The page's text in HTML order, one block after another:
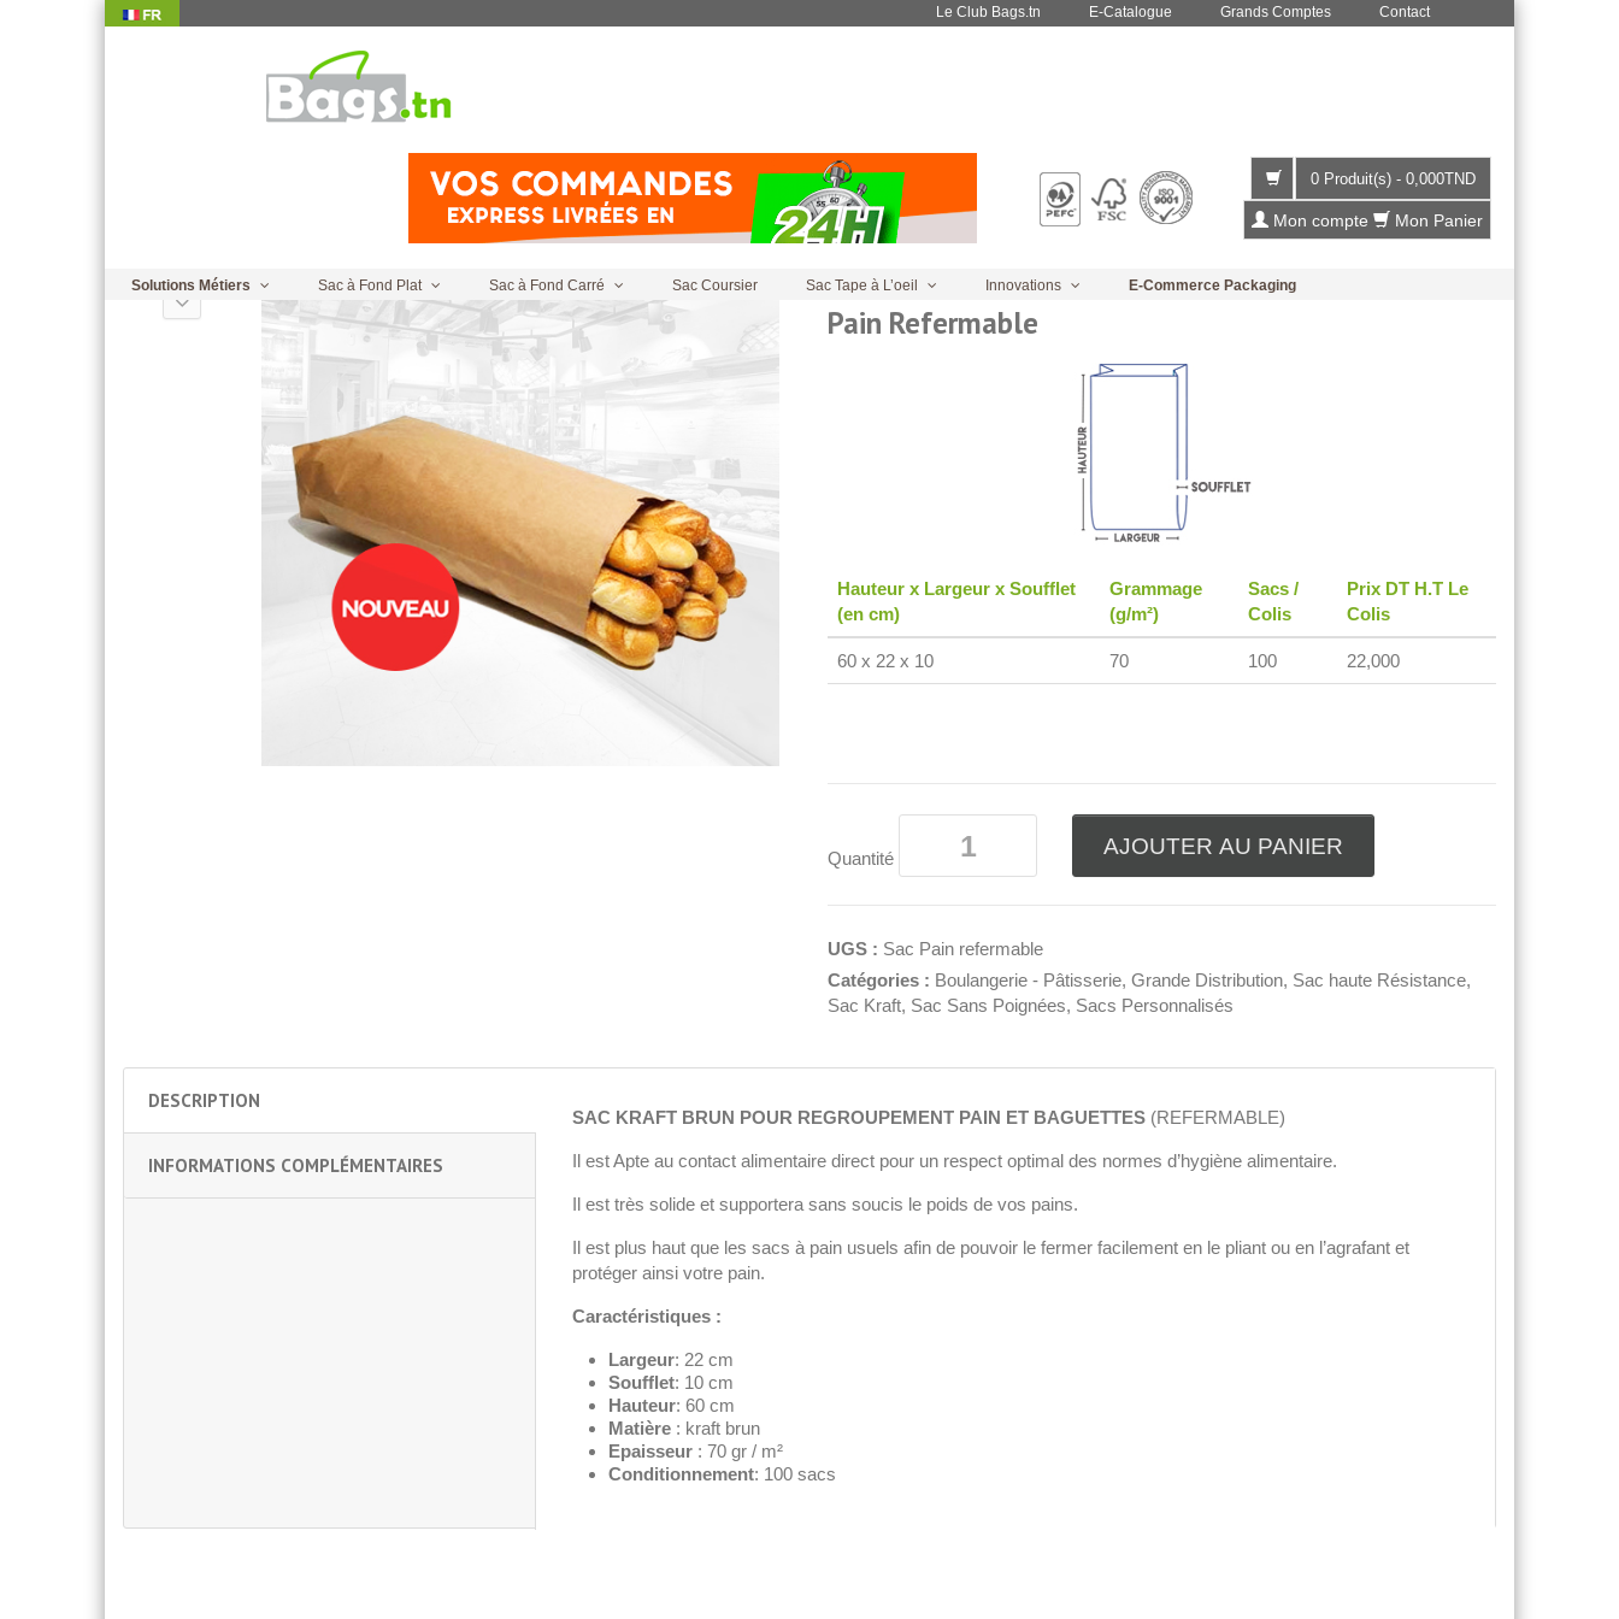
Le Club Bags.tn E-Catalogue Grands Comptes Contact
0 Produit(s) - 0,000TND
Mon compte Mon Panier
Solutions Métiers Sac à Fond Plat Sac à Fond Carré Sac Coursier Sac Tape à L’oeil Innovations E-Commerce Packaging
Home | Sacs Personnalisés | Sac à
Sac À
Pain Refermable
Hauteur x Largeur x Soufflet
(en cm)
Grammage
(g/m²)
Sacs /
Colis
Prix DT H.T Le
Colis
60 x 22 x 10 70 100 22,000
Quantité AJOUTER AU PANIER
UGS : Sac Pain refermable
Catégories : Boulangerie - Pâtisserie, Grande Distribution, Sac haute Résistance,
Sac Kraft, Sac Sans Poignées, Sacs Personnalisés
DESCRIPTION
INFORMATIONS COMPLÉMENTAIRES
SAC KRAFT BRUN POUR REGROUPEMENT PAIN ET BAGUETTES (REFERMABLE)
Il est Apte au contact alimentaire direct pour un respect optimal des normes d’hygiène alimentaire.
Il est très solide et supportera sans soucis le poids de vos pains.
Il est plus haut que les sacs à pain usuels afin de pouvoir le fermer facilement en le pliant ou en l’agrafant et
protéger ainsi votre pain.
Caractéristiques :
Largeur: 22 cm
Soufflet: 10 cm
Hauteur: 60 cm
Matière : kraft brun
Epaisseur : 70 gr / m²
Conditionnement: 100 sacs